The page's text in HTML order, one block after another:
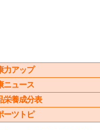
力アップ
ニュース
栄養成分表
ーツトピ